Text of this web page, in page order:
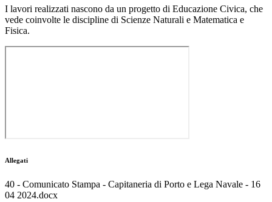
I lavori realizzati nascono da un progetto di Educazione Civica, che
vede coinvolte le discipline di Scienze Naturali e Matematica e
Fisica.
Allegati
40 - Comunicato Stampa - Capitaneria di Porto e Lega Navale - 16
04 2024.docx